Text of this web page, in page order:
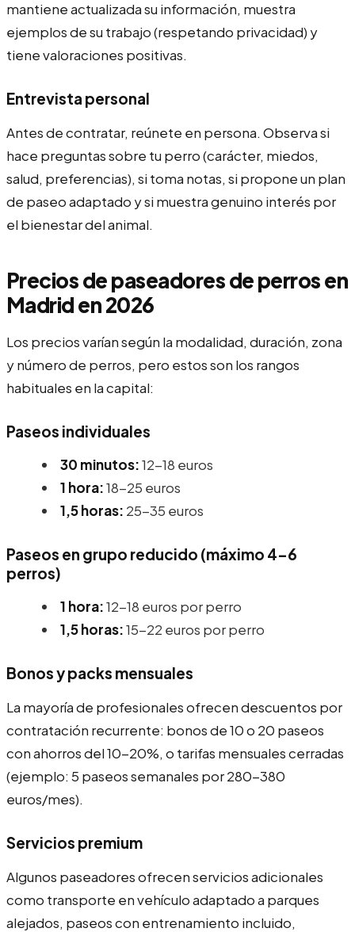
mantiene actualizada su información, muestra
ejemplos de su trabajo (respetando privacidad) y
tiene valoraciones positivas.
Entrevista personal
Antes de contratar, reúnete en persona. Observa si
hace preguntas sobre tu perro (carácter, miedos,
salud, preferencias), si toma notas, si propone un plan
de paseo adaptado y si muestra genuino interés por
el bienestar del animal.
Precios de paseadores de perros en
Madrid en 2026
Los precios varían según la modalidad, duración, zona
y número de perros, pero estos son los rangos
habituales en la capital:
Paseos individuales
30 minutos:12-18 euros
1 hora:18-25 euros
1,5 horas: 25-35 euros
Paseos en grupo reducido (máximo 4-6
perros)
1 hora:12-18 euros por perro
1,5 horas:15-22 euros por perro
Bonos y packs mensuales
La mayoría de profesionales ofrecen descuentos por
contratación recurrente: bonos de 10 o 20 paseos
con ahorros del 10-20%, o tarifas mensuales cerradas
(ejemplo: 5 paseos semanales por 280-380
euros/mes).
Servicios premium
Algunos paseadores ofrecen servicios adicionales
como transporte en vehículo adaptado a parques
alejados, paseos con entrenamiento incluido,